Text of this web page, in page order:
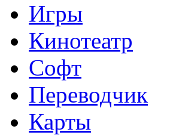
Игры
Кинотеатр
Софт
Переводчик
Карты